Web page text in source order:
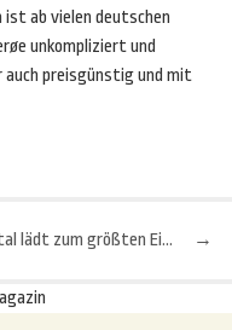
ist ab vielen deutschen
unkompliziert und
preisgünstig und mit
→
Pitztal lädt zum größten Eiskletterfestival Österreichs